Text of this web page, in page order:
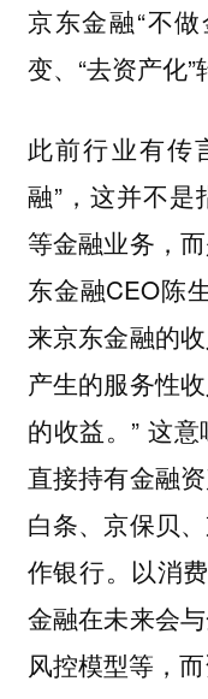
京东金融“不
变、“去资产化”
此前行业有传
融”，这并不
等金融业务，
东金融CEO陈
来京东金融的
产生的服务性
的收益。” 这
直接持有金融
白条、京保贝
作银行。以消
金融在未来会
风控模型等，